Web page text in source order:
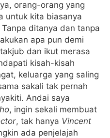
orang-orang yang
untuk kita biasanya
ditanya dan tanpa
apa pun demi
dan ikut merasa
kisah-kisah
keluarga yang saling
sakali tak pernah
Andai saya
, ingin sekali membuat
, tak hanya Vincent
ada penjelajah